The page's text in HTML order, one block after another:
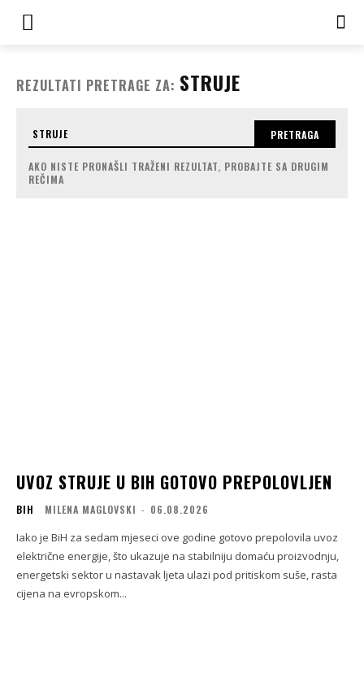
REZULTATI PRETRAGE ZA: STRUJE
PRETRAGA
AKO NISTE PRONAŠLI TRAŽENI REZULTAT, PROBAJTE SA DRUGIM
REČIMA
UVOZ STRUJE U BIH GOTOVO PREPOLOVLJEN
BIH MILENA MAGLOVSKI - 06.08.2026
Iako je BiH za sedam mjeseci ove godine gotovo prepolovila uvoz
električne energije, što ukazuje na stabilniju domaću proizvodnju,
energetski sektor u nastavak ljeta ulazi pod pritiskom suše, rasta
cijena na evropskom...